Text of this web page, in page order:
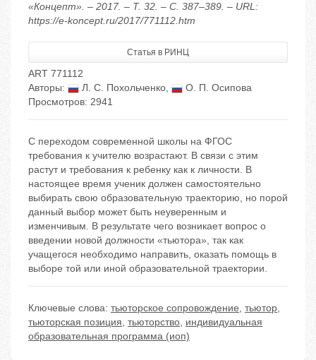
«Концепт». – 2017. – Т. 32. – С. 387–389. – URL:
https://e-koncept.ru/2017/771112.htm
Статья в РИНЦ
ART 771112
Авторы:
Л. С. Похольченко,
О. П. Осипова
Просмотров: 2941
С переходом современной школы на ФГОС
требования к учителю возрастают. В связи с этим
растут и требования к ребенку как к личности. В
настоящее время ученик должен самостоятельно
выбирать свою образовательную траекторию, но порой
данный выбор может быть неуверенным и
изменчивым. В результате чего возникает вопрос о
введении новой должности «тьютора», так как
учащегося необходимо направить, оказать помощь в
выборе той или иной образовательной траектории.
Ключевые слова: тьюторское сопровождение, тьютор,
тьюторская позиция, тьюторство, индивидуальная
образовательная программа (иоп)